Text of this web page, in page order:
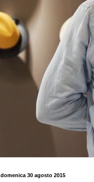
domenica 30 agosto 2015